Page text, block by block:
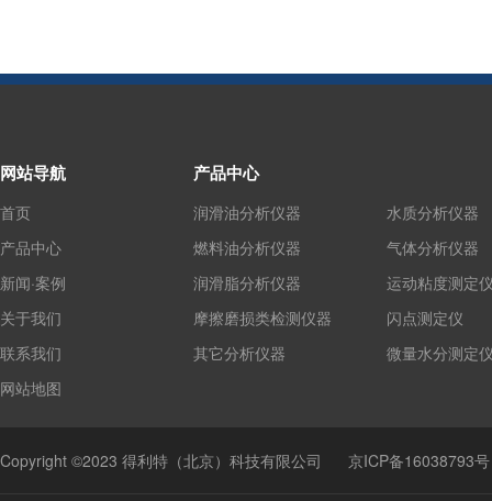
网站导航
首页
产品中心
新闻·案例
关于我们
联系我们
网站地图
产品中心
润滑油分析仪器
燃料油分析仪器
润滑脂分析仪器
摩擦磨损类检测仪器
其它分析仪器
水质分析仪器
气体分析仪器
运动粘度测定
闪点测定仪
微量水分测定
Copyright ©2023 得利特（北京）科技有限公司 京ICP备16038793号